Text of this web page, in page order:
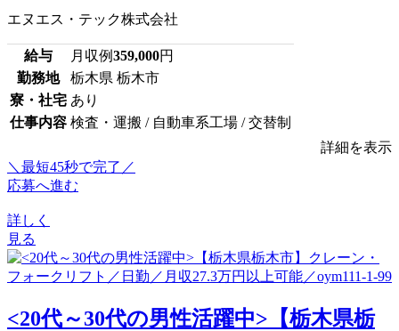
エヌエス・テック株式会社
給与 月収例359,000円
勤務地
栃木県 栃木市
寮・社宅 あり
仕事内容 検査・運搬 / 自動車系工場 / 交替制
詳細を表示
＼最短45秒で完了／
応募へ進む
詳しく
見る
<20代～30代の男性活躍中>【栃木県栃